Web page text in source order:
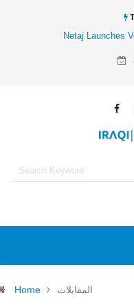
Netaj Launches
Home المقابلات